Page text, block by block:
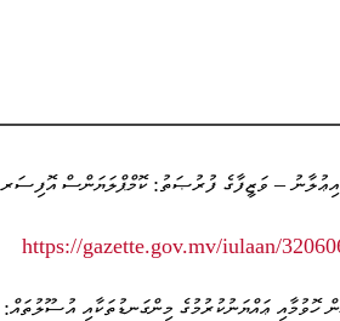
އިޢުލާނު – ވަޒީފާގެ ފުރުޞަތު: ކޮމްޕްލަޔަންސް އޮފިސަރ
https://gazette.gov.mv/iulaan/32060
ހޮވުމާއި ޢައްޔަނުކުރުމުގެ މިންގަނޑުތަކާއި އުސޫލުތައް: